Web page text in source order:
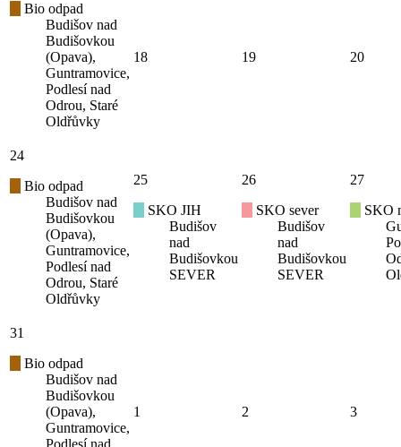
Bio odpad
Budišov nad
Budišovkou
(Opava),
Guntramovice,
Podlesí nad
Odrou, Staré
Oldřůvky
18 19 20
24
Bio odpad
Budišov nad
Budišovkou
(Opava),
Guntramovice,
Podlesí nad
Odrou, Staré
Oldřůvky
25
SKO JIH
Budišov
nad
Budišovkou
SEVER
26
SKO sever
Budišov
nad
Budišovkou
SEVER
27
SKO
31
Bio odpad
Budišov nad
Budišovkou
(Opava),
Guntramovice,
1 2 3